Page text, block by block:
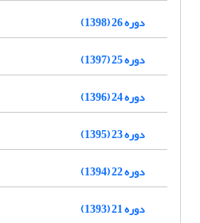
دوره 26 (1398)
دوره 25 (1397)
دوره 24 (1396)
دوره 23 (1395)
دوره 22 (1394)
دوره 21 (1393)